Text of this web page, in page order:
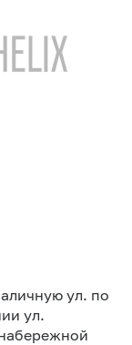
ул. по
ул.